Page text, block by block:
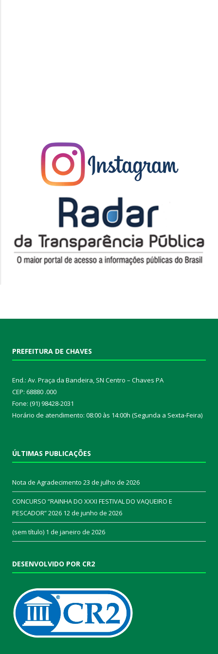
PREFEITURA DE CHAVES
End.: Av. Praça da Bandeira, SN Centro – Chaves PA
CEP: 68880 .000
Fone: (91) 98428-2031
Horário de atendimento: 08:00 às 14:00h (Segunda a Sexta-Feira)
ÚLTIMAS PUBLICAÇÕES
Nota de Agradecimento 23 de julho de 2026
CONCURSO “RAINHA DO XXXI FESTIVAL DO VAQUEIRO E
PESCADOR” 2026 12 de junho de 2026
(sem título) 1 de janeiro de 2026
DESENVOLVIDO POR CR2